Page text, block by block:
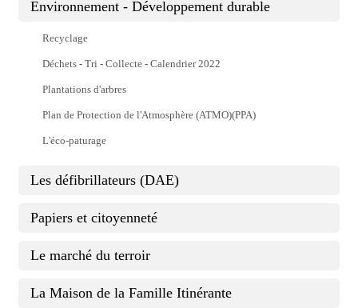
Environnement - Développement durable
Recyclage
Déchets - Tri - Collecte - Calendrier 2022
Plantations d'arbres
Plan de Protection de l'Atmosphère (ATMO)(PPA)
L'éco-paturage
Les défibrillateurs (DAE)
Papiers et citoyenneté
Le marché du terroir
La Maison de la Famille Itinérante